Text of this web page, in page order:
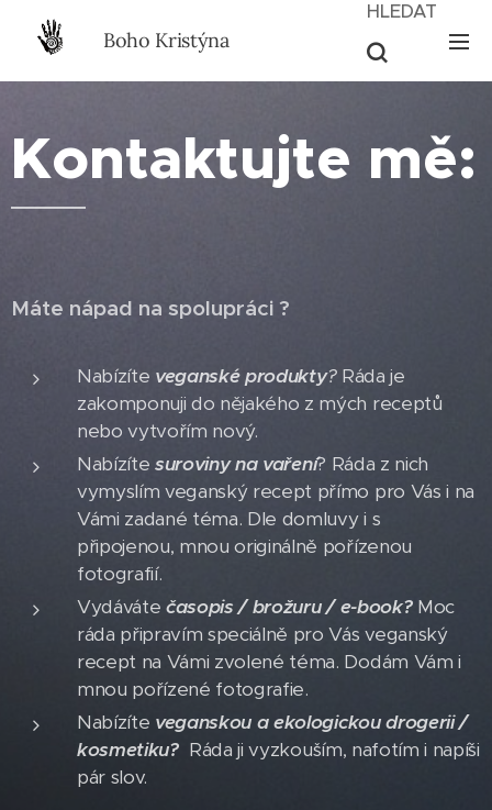
Boho Kristýna
HLEDAT
Kontaktujte mě:
Máte nápad na spolupráci ?
Nabízíte veganské produkty?Ráda je
zakomponuji do nějakého z mých receptů
nebo vytvořím nový.
Nabízíte suroviny na vaření? Ráda z nich
vymyslím veganský recept přímo pro Vás i na
Vámi zadané téma. Dle domluvy i s
připojenou, mnou originálně pořízenou
fotografií.
Vydávátečasopis / brožuru / e-book? Moc
ráda připravím speciálně pro Vás veganský
recept na Vámi zvolené téma. Dodám Vám i
mnou pořízené fotografie.
Nabízíte veganskou a ekologickou drogerii /
kosmetiku? Ráda ji vyzkouším, nafotím i napíši
pár slov.